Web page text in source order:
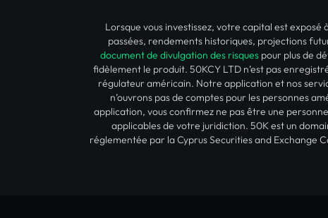
Lorsque vous investissez, votre capital est
passées, rendements historiques, projections
document de divulgation des risques pour plus de
fidèlement le produit. 50KCY LTD n’est pas
régulateur américain. Notre application et nos
n’ouvrons pas de comptes pour les personnes
application, vous confirmez ne pas être une
applicables de votre juridiction. 50K est un
réglementée par la Cyprus Securities and Exchange